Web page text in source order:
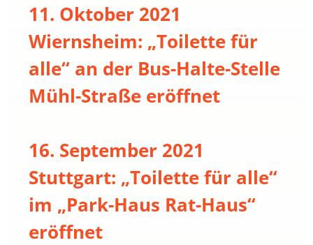
11. Oktober 2021
Wiernsheim: „Toilette für
alle“ an der Bus-Halte-Stelle
Mühl-Straße eröffnet
16. September 2021
Stuttgart: „Toilette für alle“
im „Park-Haus Rat-Haus“
eröffnet